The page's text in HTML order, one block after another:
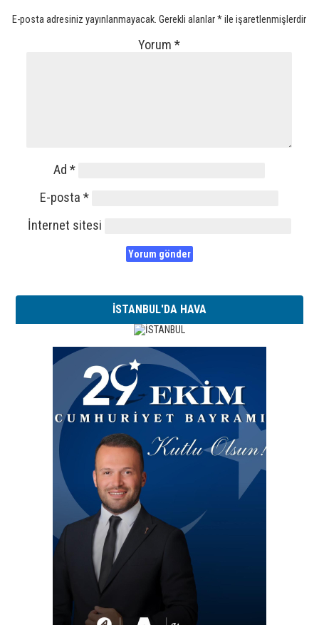
E-posta adresiniz yayınlanmayacak. Gerekli alanlar*ile işaretlenmişlerdir
Yorum*
Ad*
E-posta*
İnternet sitesi
İSTANBUL'DA HAVA